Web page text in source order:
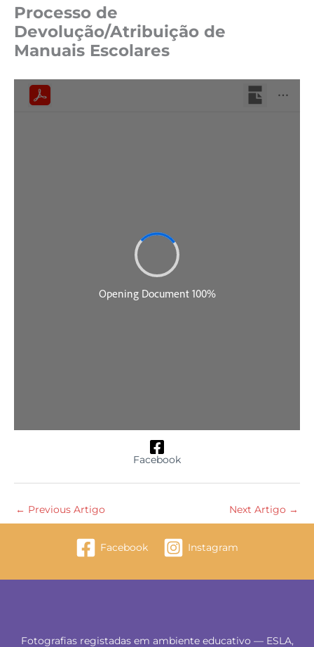
Processo de
Devolução/Atribuição de
Manuais Escolares
Facebook
← Previous Artigo Next Artigo →
Facebook Instagram
Fotografias registadas em ambiente educativo — ESLA,